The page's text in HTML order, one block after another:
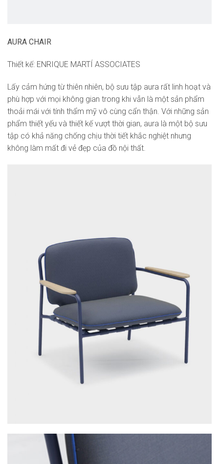
AURA CHAIR
Thiết kế: ENRIQUE MARTÍ ASSOCIATES
Lấy cảm hứng từ thiên nhiên, bộ sưu tập aura rất linh hoạt và
phù hợp với mọi không gian trong khi vẫn là một sản phẩm
thoải mái với tính thẩm mỹ vô cùng cẩn thận. Với những sản
phẩm thiết yếu và thiết kế vượt thời gian, aura là một bộ sưu
tập có khả năng chống chịu thời tiết khắc nghiệt nhưng
không làm mất đi vẻ đẹp của đồ nội thất.